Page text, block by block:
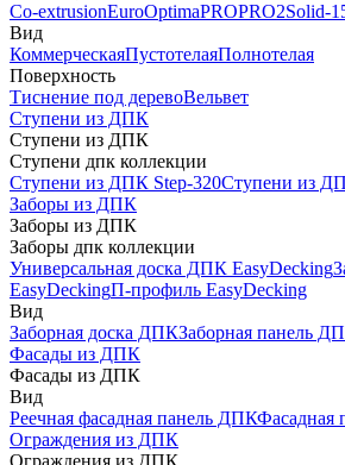
Co-extrusionEuroOptimaPROPRO2Solid-
Вид
КоммерческаяПустотелаяПолнотелая
Поверхность
Тиснение под деревоВельвет
Ступени из ДПК
Ступени из ДПК
Ступени дпк коллекции
Ступени из ДПК Step-320Ступени из
Заборы из ДПК
Заборы из ДПК
Заборы дпк коллекции
Универсальная доска ДПК EasyDecking
EasyDeckingП-профиль EasyDecking
Вид
Заборная доска ДПКЗаборная панель
Фасады из ДПК
Фасады из ДПК
Вид
Реечная фасадная панель ДПКФасадная
Ограждения из ДПК
Ограждения из ДПК